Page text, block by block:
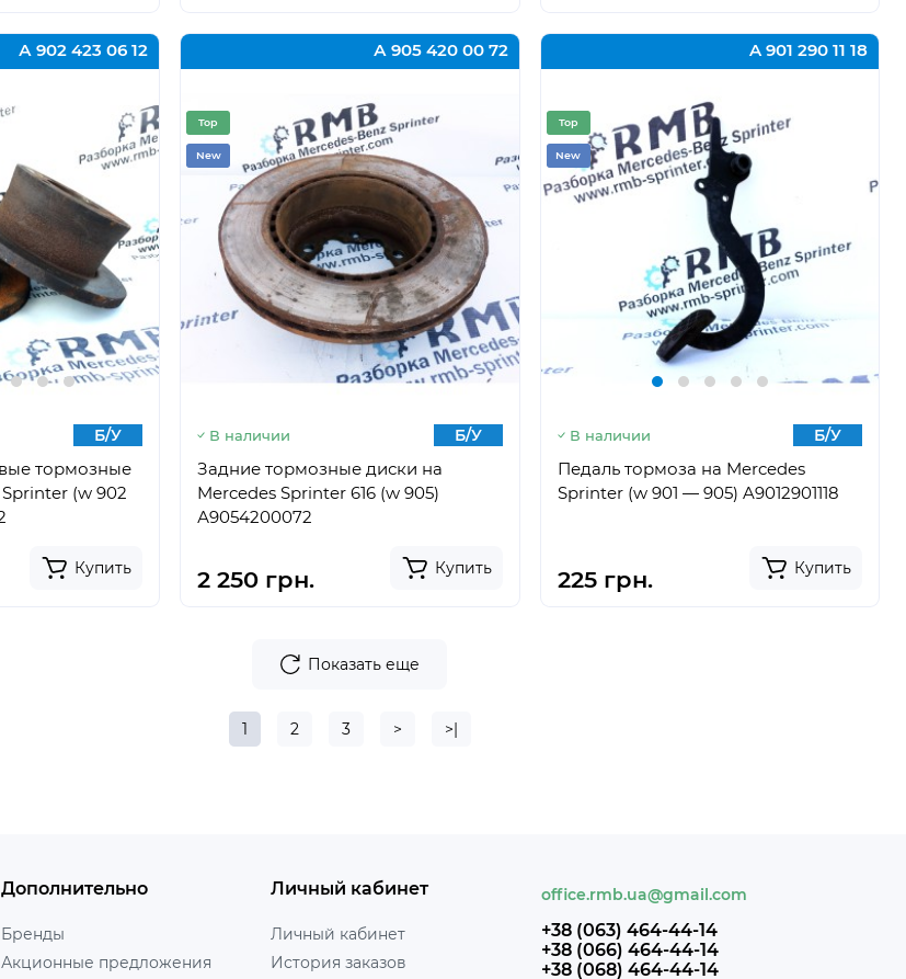
А 902 423 06 12
Б/У
тормозные
Купить
А 905 420 00 72
Top
New
В наличии Б/У
Задние тормозные диски на
Mercedes Sprinter 616 (w 905)
А9054200072
2 250 грн. Купить
A 901 290 11 18
Top
New
В наличии Б/У
Педаль тормоза на Mercedes
Sprinter (w 901 — 905) A9012901118
225 грн. Купить
Показать еще
1 2 3 > >|
Дополнительно
Бренды
Акционные предложения
Личный кабинет
Личный кабинет
История заказов
office.rmb.ua@gmail.com
+38 (063) 464-44-14
+38 (066) 464-44-14
+38 (068) 464-44-14